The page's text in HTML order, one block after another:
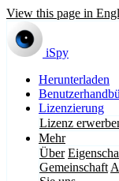
View this page in
iSpy
Herunterladen
Lizenzierung
Lizenz
Mehr
Über
Gemeinschaft